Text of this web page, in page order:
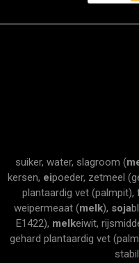
suiker, water, slagroom (
kersen, eipoeder, zetmeel
plantaardig vet
weipermeaat (melk), soja
E1422), melkeiwit,
gehard plantaardig vet